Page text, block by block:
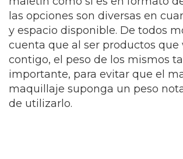
las opciones son diversas en
y espacio disponible. De todos
cuenta que al ser productos que
contigo, el peso de los mismos
importante, para evitar que el
maquillaje suponga un peso
de utilizarlo.